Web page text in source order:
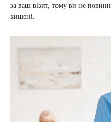
за ваш візит, тому ви не
кишені.